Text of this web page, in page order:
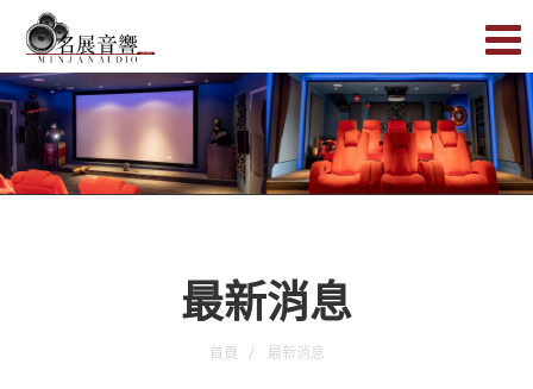
最新消息
首頁 最新消息